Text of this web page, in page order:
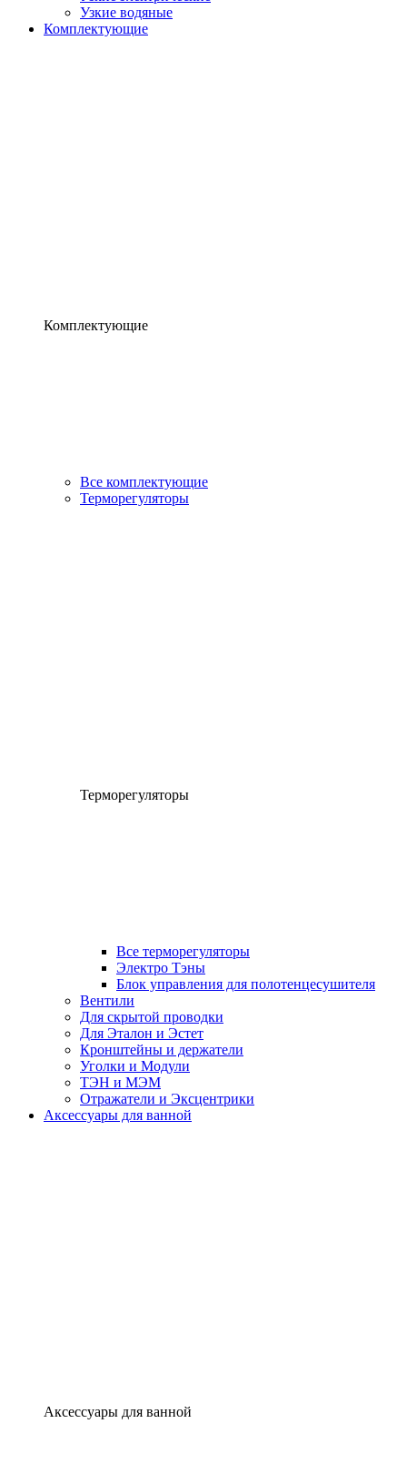
Узкие водяные
Комплектующие
Комплектующие
Все комплектующие
Терморегуляторы
Терморегуляторы
Все терморегуляторы
Электро Тэны
Блок управления для полотенцесушителя
Вентили
Для скрытой проводки
Для Эталон и Эстет
Кронштейны и держатели
Уголки и Модули
ТЭН и МЭМ
Отражатели и Эксцентрики
Аксессуары для ванной
Аксессуары для ванной